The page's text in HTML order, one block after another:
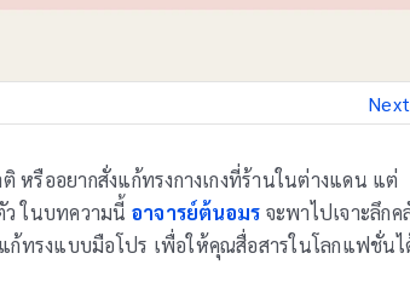
Next
รืออยากสั่งแก้ทรงกางเกงที่ร้านในต่างแดน แต่
ว ในบทความนี้ อาจารย์ต้นอมร จะพาไปเจาะลึกค
ทรงแบบมือโปร เพื่อให้คุณสื่อสารในโลกแฟชั่นไ